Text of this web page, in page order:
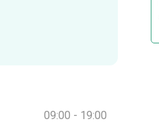
09:00 - 19:00